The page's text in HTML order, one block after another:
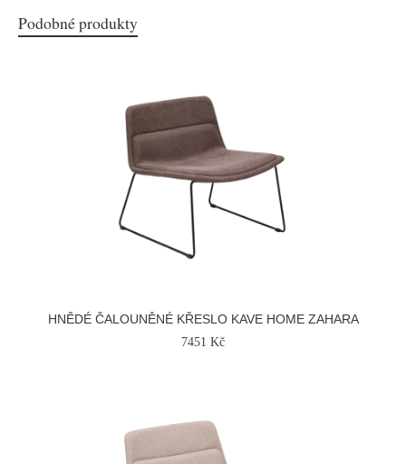
Podobné produkty
HNĚDÉ ČALOUNĚNÉ KŘESLO KAVE HOME ZAHARA
7451 Kč